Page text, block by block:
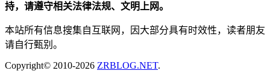
持，请遵守相关法律法规、文明上网。
本站所有信息搜集自互联网，因大部分具有时效性，读者朋友
请自行甄别。
Copyright© 2010-2026 ZRBLOG.NET.